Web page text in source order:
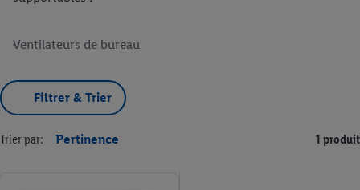
Ventilateurs de bureau
Filtrer & Trier
Trier par: Pertinence 1 produit